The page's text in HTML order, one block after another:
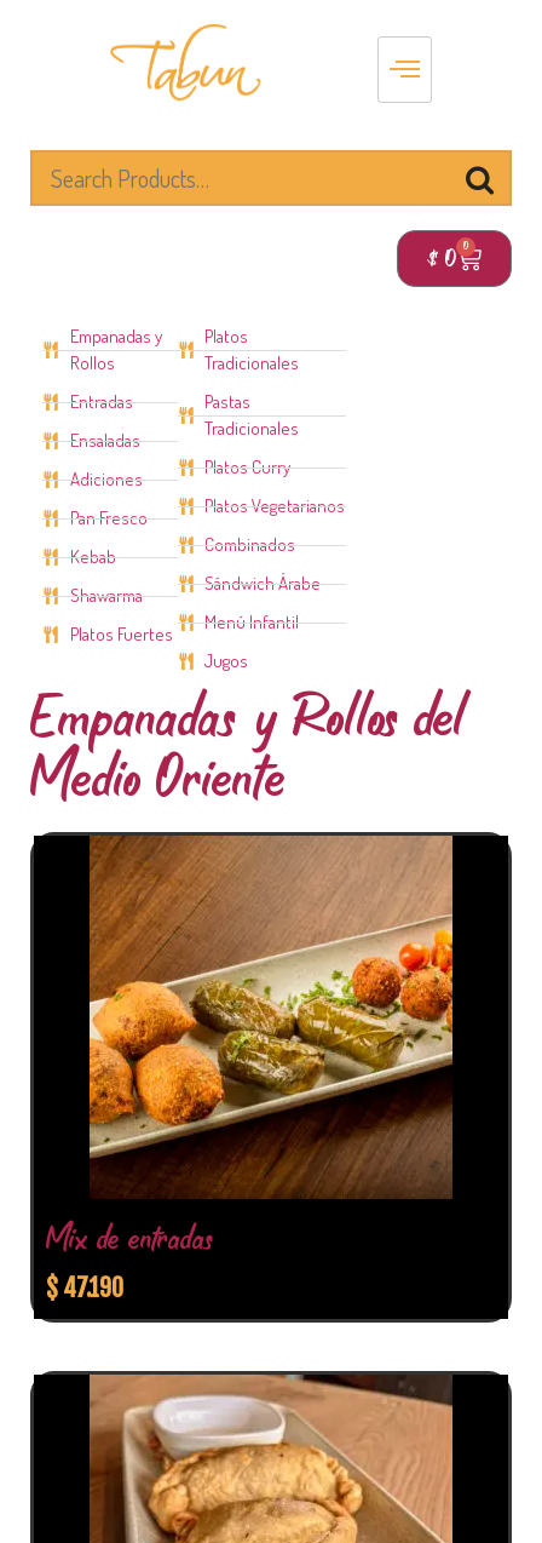
$ 0 0
Empanadas y
Rollos
Entradas
Ensaladas
Adiciones
Pan Fresco
Kebab
Shawarma
Platos Fuertes
Platos
Tradicionales
Pastas
Tradicionales
Platos Curry
Platos Vegetarianos
Combinados
Sándwich Árabe
Menú Infantil
Jugos
Empanadas y Rollos del
Medio Oriente
Mix de entradas
$ 47.190